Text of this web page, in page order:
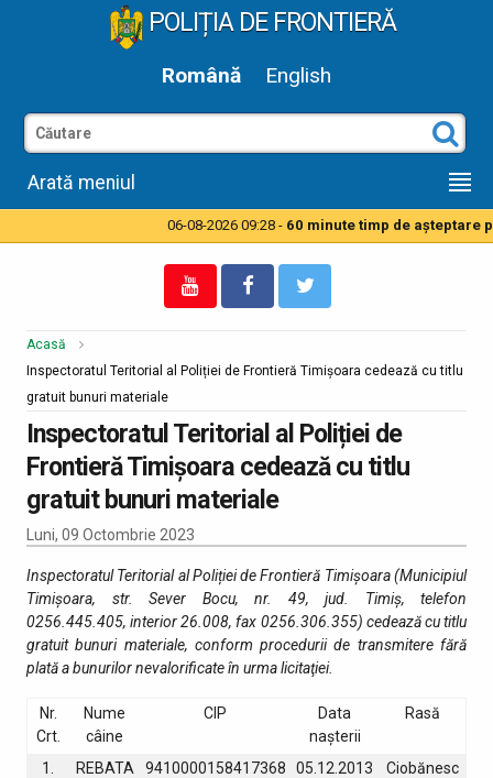
POLIȚIA DE FRONTIERĂ
Română English
Arată meniul
06-08-2026 09:28 -60 minute timp de aşteptare
Acasă
Inspectoratul Teritorial al Poliției de Frontieră Timișoara cedează cu titlu
gratuit bunuri materiale
Inspectoratul Teritorial al Poliției de
Frontieră Timișoara cedează cu titlu
gratuit bunuri materiale
Luni, 09 Octombrie 2023
Inspectoratul Teritorial al Poliției de Frontieră Timișoara (Municipiul
Timișoara, str. Sever Bocu, nr. 49, jud. Timiș, telefon
0256.445.405, interior 26.008, fax 0256.306.355) cedează cu titlu
gratuit bunuri materiale, conform procedurii de transmitere fără
plată a bunurilor nevalorificate în urma licitaţiei.
Nr.
Crt.
Nume
câine
CIP
Data
nașterii
Rasă
1. REBATA 9410000158417368 05.12.2013
Ciobănesc